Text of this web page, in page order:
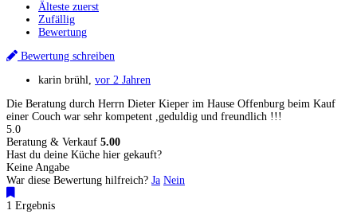
Älteste zuerst
Zufällig
Bewertung
Bewertung schreiben
karin brühl, vor 2 Jahren
Die Beratung durch Herrn Dieter Kieper im Hause Offenburg beim Kauf
einer Couch war sehr kompetent ,geduldig und freundlich !!!
5.0
Beratung & Verkauf 5.00
Hast du deine Küche hier gekauft?
Keine Angabe
War diese Bewertung hilfreich? Ja Nein
1 Ergebnis